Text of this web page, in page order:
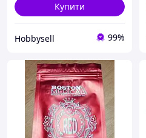
Купити
Hobbysell 99%